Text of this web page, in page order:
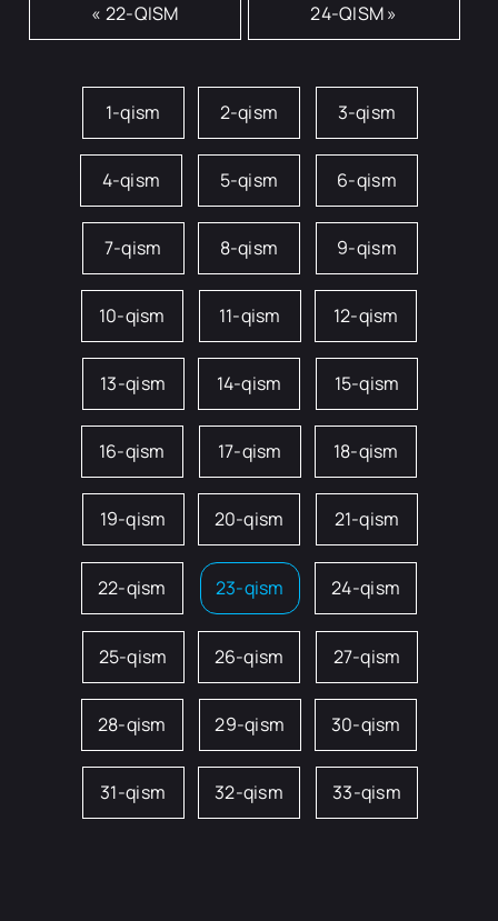
« 22-QISM 24-QISM »
1-qism 2-qism 3-qism
4-qism 5-qism 6-qism
7-qism 8-qism 9-qism
10-qism 11-qism 12-qism
13-qism 14-qism 15-qism
16-qism 17-qism 18-qism
19-qism 20-qism 21-qism
22-qism 23-qism 24-qism
25-qism 26-qism 27-qism
28-qism 29-qism 30-qism
31-qism 32-qism 33-qism